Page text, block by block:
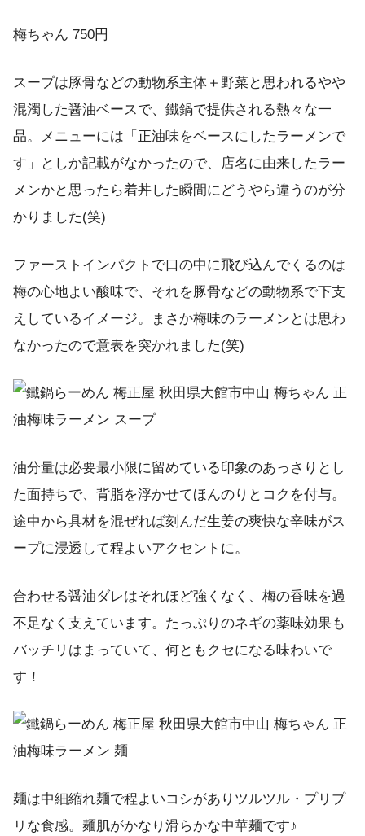
梅ちゃん 750円
スープは豚骨などの動物系主体＋野菜と思われるやや
混濁した醤油ベースで、鐵鍋で提供される熱々な一
品。メニューには「正油味をベースにしたラーメンで
す」としか記載がなかったので、店名に由来したラー
メンかと思ったら着丼した瞬間にどうやら違うのが分
かりました(笑)
ファーストインパクトで口の中に飛び込んでくるのは
梅の心地よい酸味で、それを豚骨などの動物系で下支
えしているイメージ。まさか梅味のラーメンとは思わ
なかったので意表を突かれました(笑)
油分量は必要最小限に留めている印象のあっさりとし
た面持ちで、背脂を浮かせてほんのりとコクを付与。
途中から具材を混ぜれば刻んだ生姜の爽快な辛味がス
ープに浸透して程よいアクセントに。
合わせる醤油ダレはそれほど強くなく、梅の香味を過
不足なく支えています。たっぷりのネギの薬味効果も
バッチリはまっていて、何ともクセになる味わいで
す！
麺は中細縮れ麺で程よいコシがありツルツル・プリプ
リな食感。麺肌がかなり滑らかな中華麺です♪